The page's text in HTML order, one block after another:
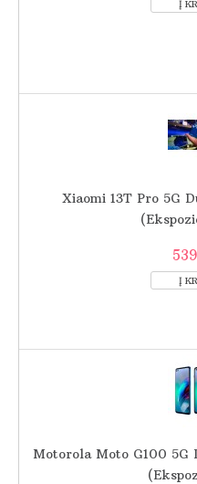
Xiaomi 13T Pro 5G
Motorola Moto G100 5G